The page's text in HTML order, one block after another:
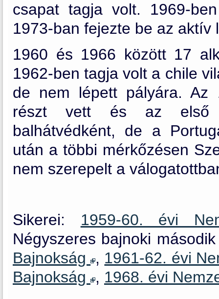
csapat tagja volt. 1969-
1973-ban fejezte be az aktív
1960 és 1966 között 17
1962-ben tagja volt a chile
de nem lépett pályára. Az
részt vett és az első
balhátvédként, de a
után a többi mérkőzésen
nem szerepelt a
Sikerei: 1959-60. évi
Négyszeres bajnoki
Bajnokság , 1961-62. évi
Bajnokság
, 1968. évi